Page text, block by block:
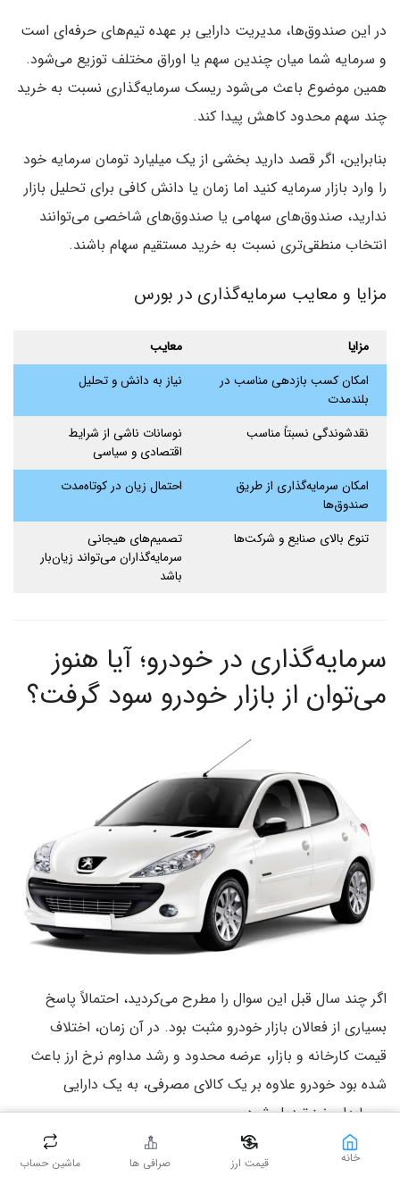
در این صندوق‌ها، مدیریت دارایی بر عهده تیم‌های حرفه‌ای است
و سرمایه شما میان چندین سهم یا اوراق مختلف توزیع می‌شود.
همین موضوع باعث می‌شود ریسک سرمایه‌گذاری نسبت به خرید
چند سهم محدود کاهش پیدا کند.
بنابراین، اگر قصد دارید بخشی از یک میلیارد تومان سرمایه خود
را وارد بازار سرمایه کنید اما زمان یا دانش کافی برای تحلیل بازار
ندارید، صندوق‌های سهامی یا صندوق‌های شاخصی می‌توانند
انتخاب منطقی‌تری نسبت به خرید مستقیم سهام باشند.
مزایا و معایب سرمایه‌گذاری در بورس
مزایا
معایب
امکان کسب بازدهی مناسب در
بلندمدت
نیاز به دانش و تحلیل
نقدشوندگی نسبتاً مناسب
نوسانات ناشی از شرایط
اقتصادی و سیاسی
امکان سرمایه‌گذاری از طریق
صندوق‌ها
احتمال زیان در کوتاه‌مدت
تنوع بالای صنایع و شرکت‌ها
تصمیم‌های هیجانی
سرمایه‌گذاران می‌تواند زیان‌بار
باشد
سرمایه‌گذاری در خودرو؛ آیا هنوز
می‌توان از بازار خودرو سود گرفت؟
اگر چند سال قبل این سوال را مطرح می‌کردید، احتمالاً پاسخ
بسیاری از فعالان بازار خودرو مثبت بود. در آن زمان، اختلاف
قیمت کارخانه و بازار، عرضه محدود و رشد مداوم نرخ ارز باعث
شده بود خودرو علاوه بر یک کالای مصرفی، به یک دارایی
سرمایه‌ای نیز تبدیل شود.
اما امروز شرایط تا حد زیادی تغییر کرده است.
خانه قیمت ارز صرافی ها ماشین حساب